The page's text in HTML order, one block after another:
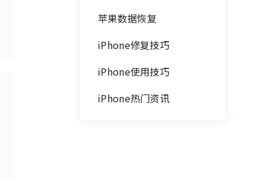
苹果数据恢复
iPhone修复技巧
iPhone使用技巧
iPhone热门资讯